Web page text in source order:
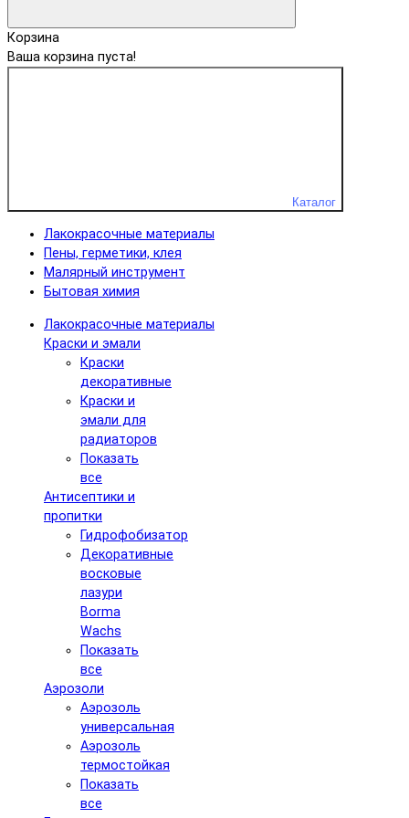
Корзина
Ваша корзина пуста!
Каталог
Лакокрасочные материалы
Пены, герметики, клея
Малярный инструмент
Бытовая химия
Лакокрасочные материалы
Краски и эмали
Краски
декоративные
Краски и
эмали для
радиаторов
Показать
все
Антисептики и
пропитки
Гидрофобизатор
Декоративные
восковые
лазури
Borma
Wachs
Показать
все
Аэрозоли
Аэрозоль
универсальная
Аэрозоль
термостойкая
Показать
все